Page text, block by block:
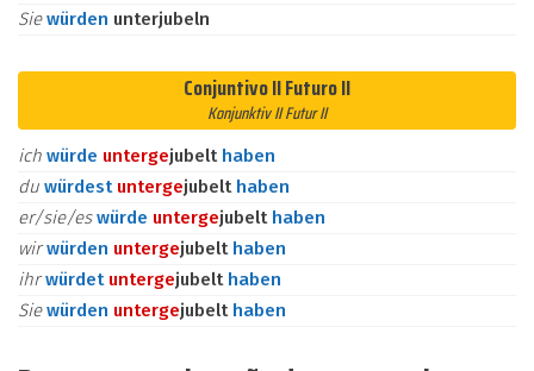
Siewürden unterjubeln
Conjuntivo II Futuro II
Konjunktiv II Futur II
ich würde untergejubelt haben
du würdest untergejubelt haben
er/sie/eswürde untergejubelt haben
wirwürden untergejubelt haben
ihrwürdet untergejubelt haben
Siewürden untergejubelt haben